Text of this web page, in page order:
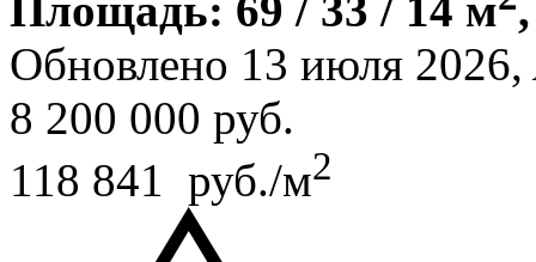
Площадь: 69 / 33 / 14 м
Обновлено 13 июля 2026,
8 200 000 руб.
118 841 руб./м2